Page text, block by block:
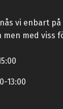
nås vi enbart
men med viss
13:00